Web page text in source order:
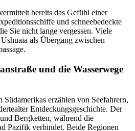
bereits das Gefühl einer
und schneebedeckte
Sie nicht lange vergessen. Viele
als Übergang zwischen
und die Wasserwege
Südamerikas erzählen von Seefahrern,
Entdeckungsgeschichte. Der
Bergketten, während die
Pazifik verbindet. Beide Regionen